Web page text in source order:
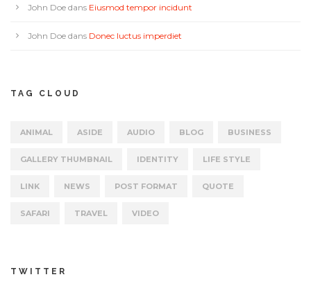
John Doe dans Eiusmod tempor incidunt
John Doe dans Donec luctus imperdiet
TAG CLOUD
ANIMAL ASIDE AUDIO BLOG BUSINESS
GALLERY THUMBNAIL IDENTITY LIFE STYLE
LINK NEWS POST FORMAT QUOTE
SAFARI TRAVEL VIDEO
TWITTER